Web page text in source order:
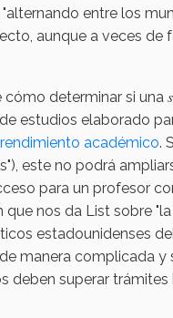
entre los
aunque a veces
determinar si una
estudios elaborado
académico.
este no podrá
para un profesor
nos da List sobre
estadounidenses
manera complicada
deben superar